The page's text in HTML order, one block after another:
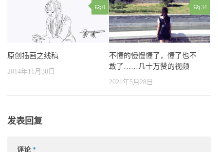
0
原创插画之线稿
2014年11月30日
34
不懂的慢慢懂了，懂了也不
敢了……几十万赞的视频
2021年5月28日
发表回复
评论 *